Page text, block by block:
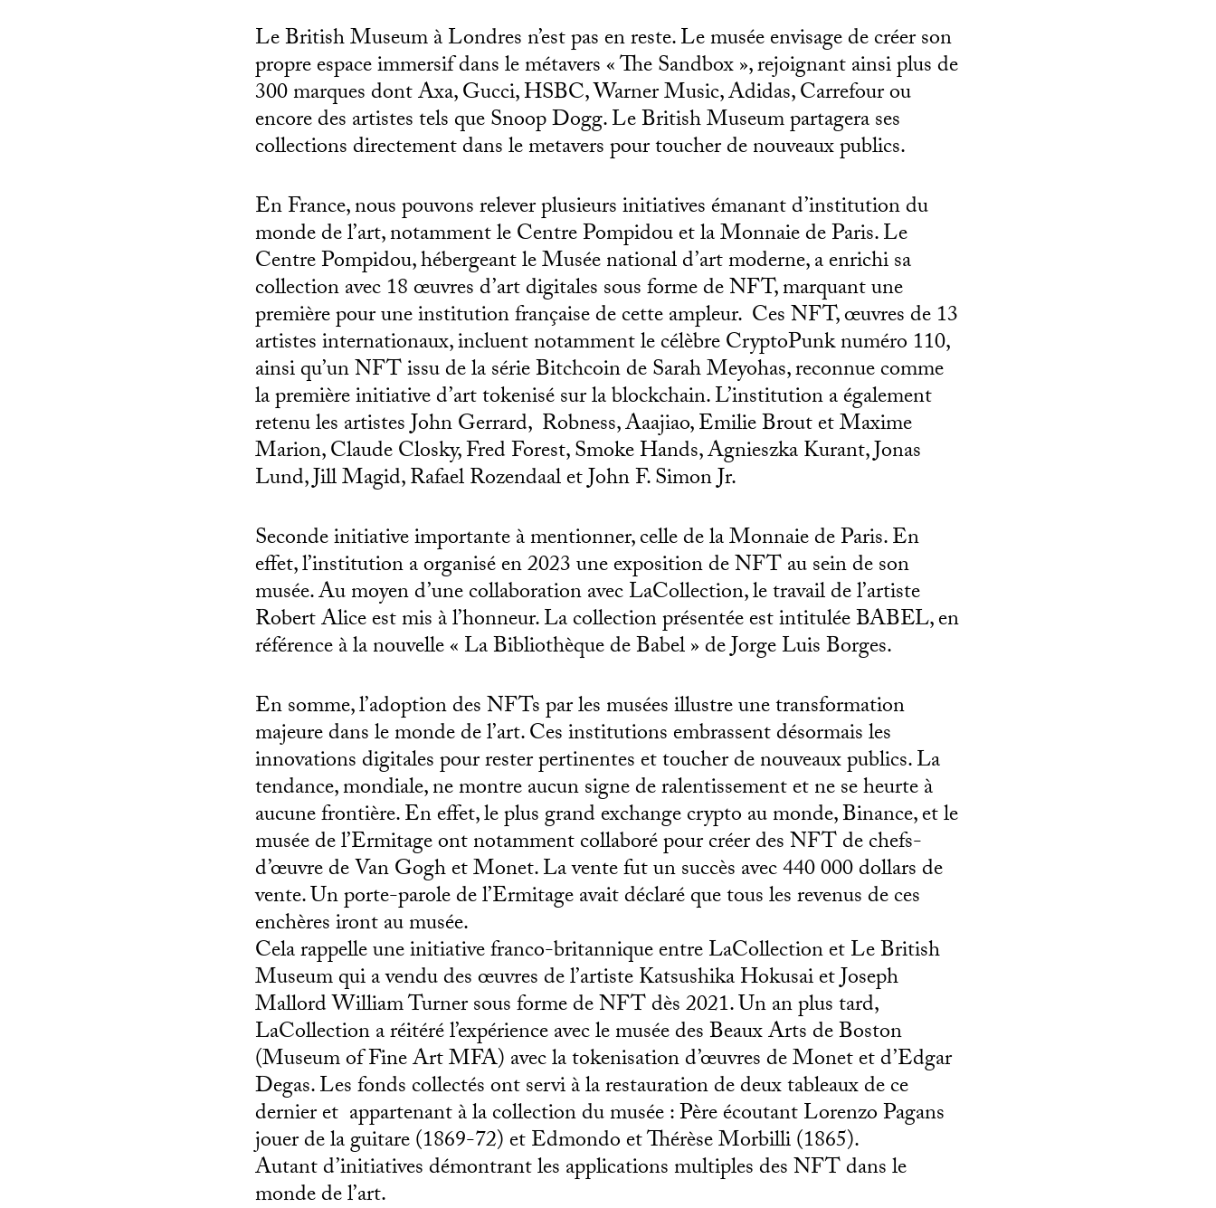
Le British Museum à Londres n’est pas en reste. Le musée envisage de créer son
propre espace immersif dans le métavers « The Sandbox », rejoignant ainsiplus de
300 marques dont Axa, Gucci, HSBC, Warner Music, Adidas, Carrefourou
encore des artistes tels que Snoop Dogg. Le British Museum partagera ses
collections directement dans le metavers pour toucher de nouveaux publics.
En France, nous pouvons relever plusieurs initiatives émanant d’institution du
monde de l’art, notamment le Centre Pompidou et la Monnaie de Paris.Le
Centre Pompidou, hébergeant le Musée national d’art moderne, a enrichi sa
collection avec 18 œuvres d’art digitales sous forme de NFT, marquant une
première pour une institution française de cette ampleur. Ces NFT, œuvres de 13
artistes internationaux, incluent notamment le célèbre CryptoPunk numéro 110,
ainsi qu’un NFT issu de la série Bitchcoin de Sarah Meyohas, reconnue comme
la première initiative d’art tokenisé sur la blockchain. L’institution a également
retenu les artistes John Gerrard, Robness, Aaajiao, Emilie Brout et Maxime
Marion, Claude Closky, Fred Forest, Smoke Hands, Agnieszka Kurant, Jonas
Lund, Jill Magid, Rafael Rozendaal et John F. Simon Jr.
Seconde initiative importante à mentionner, celle de la Monnaie de Paris. En
effet, l’institution a organisé en 2023 une exposition de NFT au sein de son
musée. Au moyen d’une collaboration avec LaCollection, le travail de l’artiste
Robert Alice est mis à l’honneur. La collection présentée est intitulée BABEL, en
référence à la nouvelle « La Bibliothèque de Babel » de Jorge Luis Borges.
En somme, l’adoption des NFTs par les musées illustre une transformation
majeure dans le monde de l’art. Ces institutions embrassent désormais les
innovations digitales pour rester pertinentes et toucher de nouveaux publics.La
tendance, mondiale, ne montre aucun signe de ralentissement et ne se heurte à
aucune frontière. En effet, le plus grand exchange crypto au monde, Binance, et le
musée de l’Ermitage ont notamment collaboré pour créer des NFT de chefs-
d’œuvre de Van Gogh et Monet. La vente fut un succès avec 440 000 dollars de
vente.Un porte-parole de l’Ermitage avait déclaré que tous les revenus de ces
enchères iront au musée.
Cela rappelle une initiative franco-britannique entre LaCollection et Le British
Museum qui a vendu des œuvres de l’artiste Katsushika Hokusai et Joseph
Mallord William Turner sous forme de NFT dès 2021. Un an plus tard,
LaCollection a réitéré l’expérience avecle musée des Beaux Arts de Boston
(Museum of Fine Art MFA) avec la tokenisation d’œuvres de Monet et d’Edgar
Degas. Les fonds collectés ont servi à la restauration de deux tableaux de ce
dernier et appartenant à la collection du musée :Père écoutant Lorenzo Pagans
jouer de la guitare(1869-72) etEdmondo et Thérèse Morbilli (1865).
Autant d’initiatives démontrant les applications multiples des NFT dans le
monde de l’art.